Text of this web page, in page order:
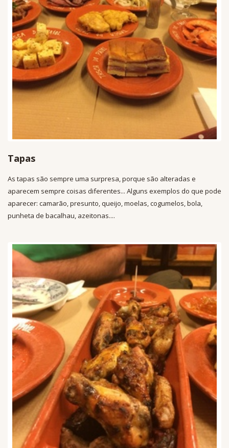
Tapas
As tapas são sempre uma surpresa, porque são alteradas e
aparecem sempre coisas diferentes... Alguns exemplos do que pode
aparecer: camarão, presunto, queijo, moelas, cogumelos, bola,
punheta de bacalhau, azeitonas....